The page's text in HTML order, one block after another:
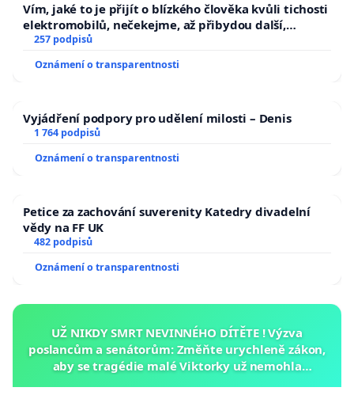
Vím, jaké to je přijít o blízkého člověka kvůli tichosti
elektromobilů, nečekejme, až přibydou další,
zaveďme slyšitelná auta!
257 podpisů
Oznámení o transparentnosti
Vyjádření podpory pro udělení milosti – Denis
1 764 podpisů
Oznámení o transparentnosti
Petice za zachování suverenity Katedry divadelní
vědy na FF UK
482 podpisů
Oznámení o transparentnosti
UŽ NIKDY SMRT NEVINNÉHO DÍTĚTE ! Výzva
poslancům a senátorům: Změňte urychleně zákon,
aby se tragédie malé Viktorky už nemohla